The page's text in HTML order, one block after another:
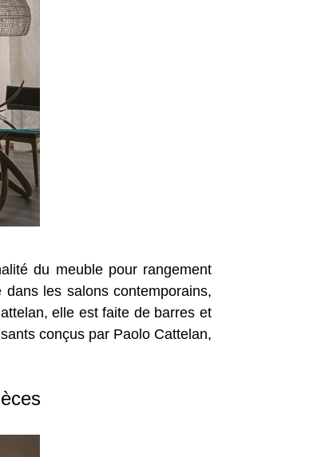
du meuble pour rangement
les salons contemporains,
elle est faite de barres et
conçus par Paolo Cattelan,